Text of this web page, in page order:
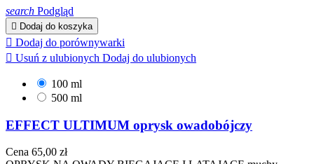
search Podgląd
 Dodaj do koszyka
 Dodaj do porównywarki
 Usuń z ulubionych Dodaj do ulubionych
100 ml
500 ml
EFFECT ULTIMUM oprysk owadobójczy
Cena 65,00 zł